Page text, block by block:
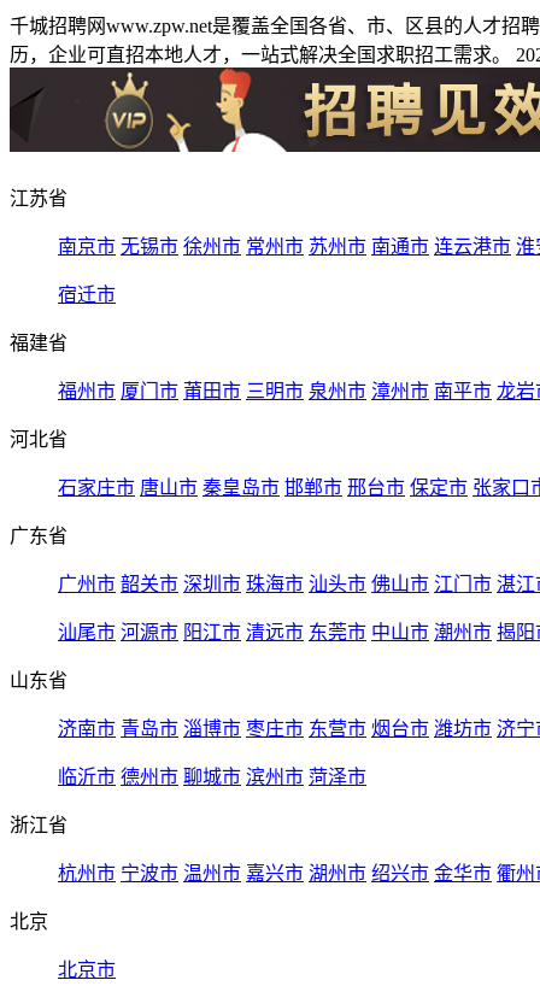
千城招聘网www.zpw.net是覆盖全国各省、市、区县的人才
历，企业可直招本地人才，一站式解决全国求职招工需求。
江苏省
南京市 无锡市 徐州市 常州市 苏州市 南通市 连云港市 淮
宿迁市
福建省
福州市 厦门市 莆田市 三明市 泉州市 漳州市 南平市 龙岩
河北省
石家庄市 唐山市 秦皇岛市 邯郸市 邢台市 保定市 张家口
广东省
广州市 韶关市 深圳市 珠海市 汕头市 佛山市 江门市 湛江
汕尾市 河源市 阳江市 清远市 东莞市 中山市 潮州市 揭阳
山东省
济南市 青岛市 淄博市 枣庄市 东营市 烟台市 潍坊市 济宁
临沂市 德州市 聊城市 滨州市 菏泽市
浙江省
杭州市 宁波市 温州市 嘉兴市 湖州市 绍兴市 金华市 衢州
北京
北京市